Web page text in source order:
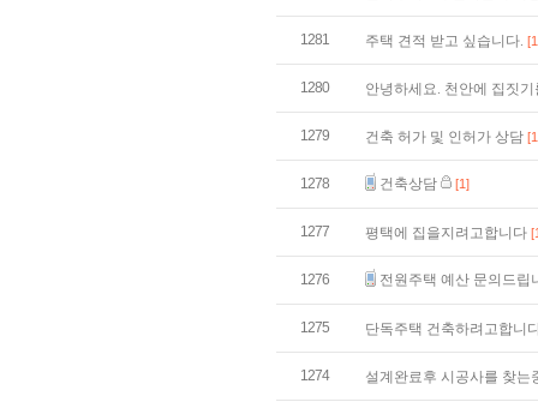
1281 주택 견적 받고 싶습니다.
1280 안녕하세요. 천안에 집짓
1279 건축 허가 및 인허가 상담
1278 건축상담 [1]
1277 평택에 집을지려고합니다
1276 전원주택 예산 문의드립
1275 단독주택 건축하려고합니
1274 설계완료후 시공사를 찾는